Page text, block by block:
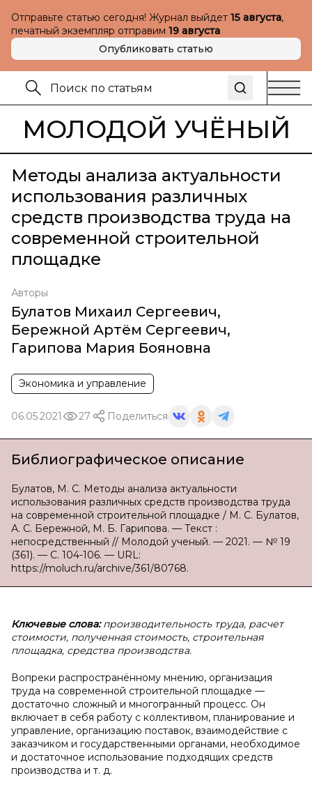
Отправьте статью сегодня! Журнал выйдет 15 августа,
печатный экземпляр отправим 19 августа
Опубликовать статью
МОЛОДОЙ УЧЁНЫЙ
Методы анализа актуальности
использования различных
средств производства труда на
современной строительной
площадке
Авторы
Булатов Михаил Сергеевич,
Бережной Артём Сергеевич,
Гарипова Мария Бояновна
Экономика и управление
06.05.2021 27 Поделиться
Библиографическое описание
Булатов, М. С. Методы анализа актуальности
использования различных средств производства труда
на современной строительной площадке / М. С. Булатов,
А. С. Бережной, М. Б. Гарипова. — Текст :
непосредственный // Молодой ученый. — 2021. — № 19
(361). — С. 104-106. — URL:
https://moluch.ru/archive/361/80768.
Ключевые слова:производительность труда, расчет
стоимости, полученная стоимость, строительная
площадка, средства производства.
Вопреки распространённому мнению, организация
труда на современной строительной площадке —
достаточно сложный и многогранный процесс. Он
включает в себя работу с коллективом, планирование и
управление, организацию поставок, взаимодействие с
заказчиком и государственными органами, необходимое
и достаточное использование подходящих средств
производства и т. д.